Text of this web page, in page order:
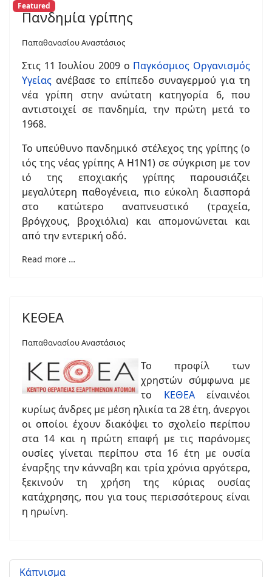
Featured
Πανδημία γρίπης
Παπαθανασίου Αναστάσιος
Στις 11 Ιουλίου 2009 ο Παγκόσμιος Οργανισμός
Υγείας ανέβασε το επίπεδο συναγερμού για τη
νέα γρίπη στην ανώτατη κατηγορία 6, που
αντιστοιχεί σε πανδημία, την πρώτη μετά το
1968.
Το υπεύθυνο πανδημικό στέλεχος της γρίπης (ο
ιός της νέας γρίπης Α Η1Ν1) σε σύγκριση με τον
ιό της εποχιακής γρίπης παρουσιάζει
μεγαλύτερη παθογένεια, πιο εύκολη διασπορά
στο κατώτερο αναπνευστικό (τραχεία,
βρόγχους, βροχιόλια) και απομονώνεται και
από την εντερική οδό.
Read more …
ΚΕΘΕΑ
Παπαθανασίου Αναστάσιος
Το προφίλ των
χρηστών σύμφωνα με
το ΚΕΘΕΑείναινέοι
κυρίως άνδρες με μέση ηλικία τα 28 έτη, άνεργοι
οι οποίοι έχουν διακόψει το σχολείο περίπου
στα 14 και η πρώτη επαφή με τις παράνομες
ουσίες γίνεται περίπου στα 16 έτη με ουσία
έναρξης την κάνναβη και τρία χρόνια αργότερα,
ξεκινούν τη χρήση της κύριας ουσίας
κατάχρησης, που για τους περισσότερους είναι
η ηρωίνη.
Κάπνισμα